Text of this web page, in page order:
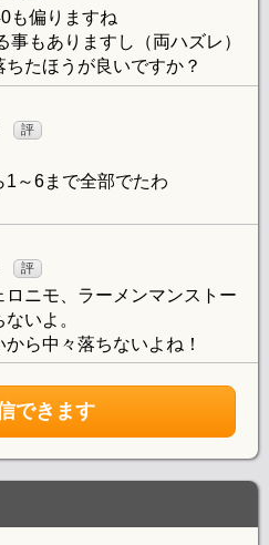
も偏りますね
もありますし（両ハズレ）
たほうが良いですか？
評
～6まで全部でたわ
評
ニモ、ラーメンマンストー
いよ。
ら中々落ちないよね！
できます